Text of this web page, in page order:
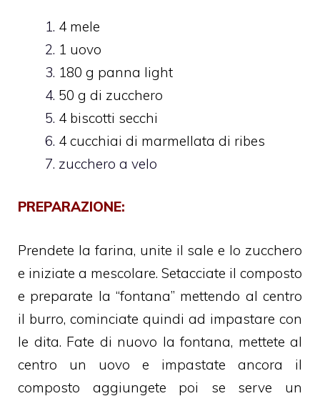
4 mele
1 uovo
180 g panna light
50 g di zucchero
4 biscotti secchi
4 cucchiai di marmellata di ribes
zucchero a velo
PREPARAZIONE:
Prendete la farina, unite il sale e lo zucchero
e iniziate a mescolare. Setacciate il composto
e preparate la “fontana” mettendo al centro
il burro, cominciate quindi ad impastare con
le dita. Fate di nuovo la fontana, mettete al
centro un uovo e impastate ancora il
composto aggiungete poi se serve un